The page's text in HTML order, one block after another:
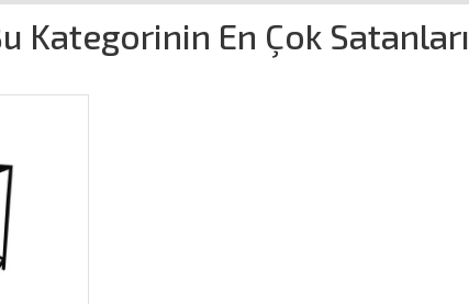
Kategorinin En Çok Satanları